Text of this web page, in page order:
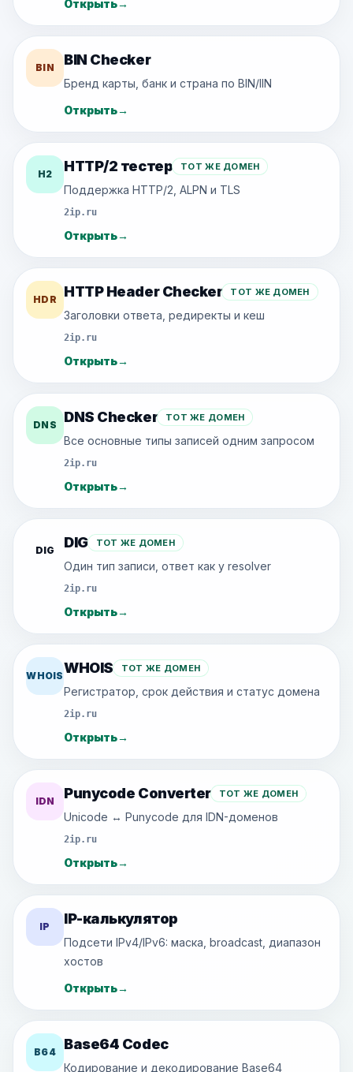
Открыть→
BIN BIN Checker
Бренд карты, банк и страна по BIN/IIN
Открыть→
H2 HTTP/2 тестер ТОТ ЖЕ ДОМЕН
Поддержка HTTP/2, ALPN и TLS
2ip.ru
Открыть→
HDR HTTP Header Checker ТОТ ЖЕ ДОМЕН
Заголовки ответа, редиректы и кеш
2ip.ru
Открыть→
DNS DNS Checker ТОТ ЖЕ ДОМЕН
Все основные типы записей одним запросом
2ip.ru
Открыть→
DIG DIG ТОТ ЖЕ ДОМЕН
Один тип записи, ответ как у resolver
2ip.ru
Открыть→
WHOISWHOIS ТОТ ЖЕ ДОМЕН
Регистратор, срок действия и статус домена
2ip.ru
Открыть→
IDN Punycode Converter ТОТ ЖЕ ДОМЕН
Unicode ↔ Punycode для IDN-доменов
2ip.ru
Открыть→
IP IP-калькулятор
Подсети IPv4/IPv6: маска, broadcast, диапазон
хостов
Открыть→
B64 Base64 Codec
Кодирование и декодирование Base64